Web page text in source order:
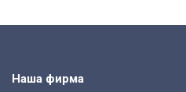
Наша фирма